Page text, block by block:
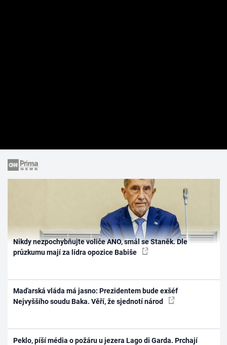
Nikdy nezpochybňujte voliče ANO, smál se Staněk. Dle
průzkumu mají za lídra opozice Babiše
Maďarská vláda má jasno: Prezidentem bude exšéf
Nejvyššího soudu Baka. Věří, že sjednotí národ
Peklo, píší média o požáru u jezera Lago di Garda. Prchají